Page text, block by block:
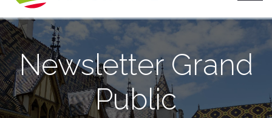
Newsletter Grand
Public